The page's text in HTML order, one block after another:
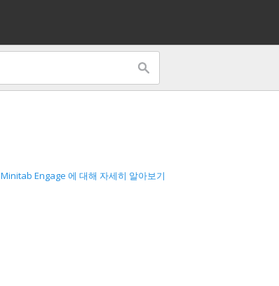
Minitab Engage 에 대해 자세히 알아보기